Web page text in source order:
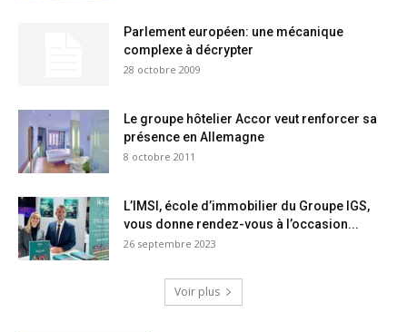
Parlement européen: une mécanique
complexe à décrypter
28 octobre 2009
Le groupe hôtelier Accor veut renforcer sa
présence en Allemagne
8 octobre 2011
L’IMSI, école d’immobilier du Groupe IGS,
vous donne rendez-vous à l’occasion...
26 septembre 2023
Voir plus